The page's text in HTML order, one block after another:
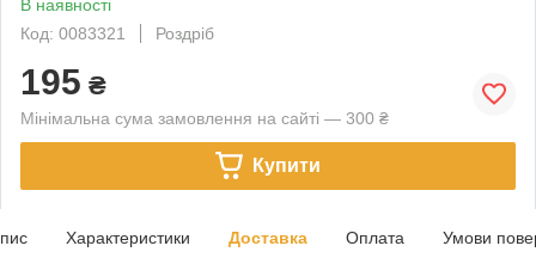
В наявності
Код: 0083321
Роздріб
195 ₴
Мінімальна сума замовлення на сайті — 300 ₴
Купити
Характеристики Доставка Оплата Умови